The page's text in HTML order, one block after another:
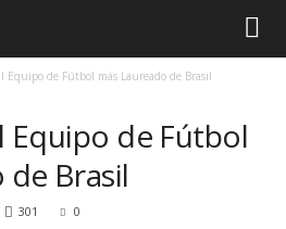
Equipo de Fútbol más Laureado de Brasil
Equipo de Fútbol
de Brasil
301 0